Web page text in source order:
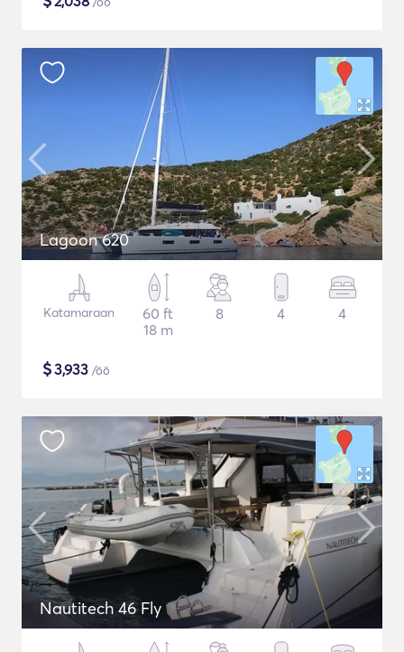
Lagoon 620
Katamaraan
60 ft
18 m
8 4 4
$3,933 /öö
Nautitech 46 Fly